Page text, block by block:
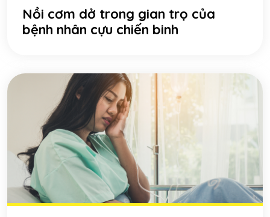
Nồi cơm dở trong gian trọ của
bệnh nhân cựu chiến binh